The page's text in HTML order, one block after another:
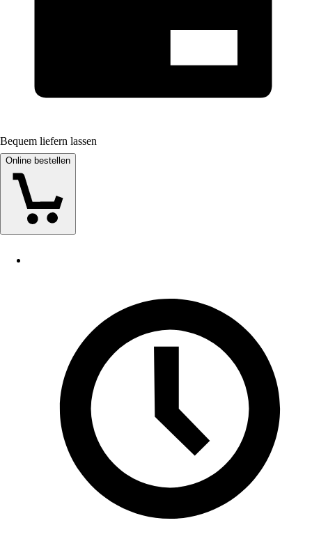
Bequem liefern lassen
Online bestellen